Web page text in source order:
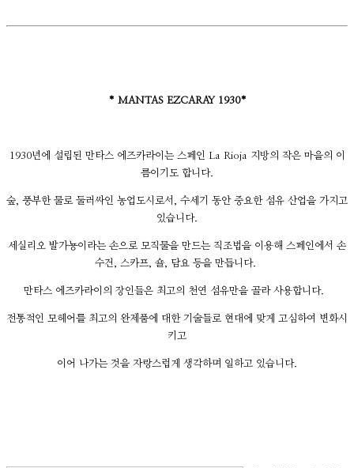
* MANTAS EZCARAY 1930*
1930년에 설립된 만타스 에즈카라이는 스페인 La Rioja 지방의 작은 마을의 이
름이기도 합니다.
숲, 풍부한 물로 둘러싸인 농업도시로서, 수세기 동안 중요한 섬유 산업을 가지고
있습니다.
세실리오 발가뇽이라는 손으로 모직물을 만드는 직조법을 이용해 스페인에서 손
수건, 스카프, 숄, 담요 등을 만듭니다.
만타스 에즈카라이의 장인들은 최고의 천연 섬유만을 골라 사용합니다.
전통적인 모헤어를 최고의 완제품에 대한 기술들로 현대에 맞게 고심하여 변화시
키고
이어 나가는 것을 자랑스럽게 생각하며 일하고 있습니다.